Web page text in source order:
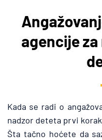
agencije za
Kada se radi o
nadzor deteta prvi
Šta tačno hoćete da